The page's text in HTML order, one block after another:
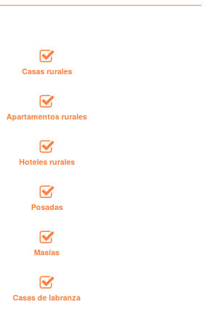
Casas rurales
Apartamentos rurales
Hoteles rurales
Posadas
Masías
Casas de labranza